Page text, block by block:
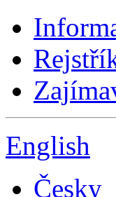
English
Česky